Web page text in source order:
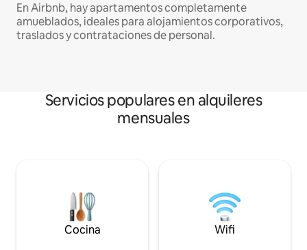
En Airbnb, hay apartamentos completamente
amueblados, ideales para alojamientos corporativos,
traslados y contrataciones de personal.
Servicios populares en alquileres
mensuales
Cocina Wifi